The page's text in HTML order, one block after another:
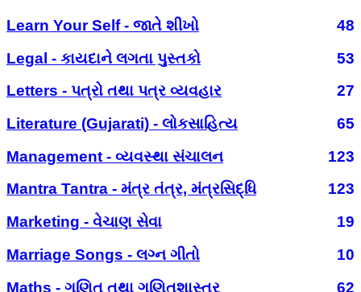
Learn Your Self - જાતે શીખો
48
Legal - કાયદાને લગતા પુસ્તકો
53
Letters - પત્રો તથા પત્ર વ્યવહાર
27
Literature (Gujarati) - લોકસાહિત્ય
65
Management - વ્યવસ્થા સંચાલન
123
Mantra Tantra - મંત્ર તંત્ર, મંત્રસિદ્ધિ
123
Marketing - વેચાણ સેવા
19
Marriage Songs - લગ્ન ગીતો
10
Maths - ગણિત તથા ગણિતશાસ્ત્ર
62